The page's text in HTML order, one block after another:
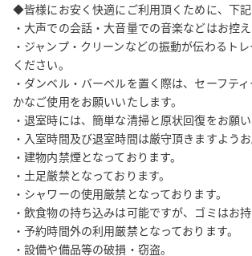
・除菌消臭スプレー
・サーキュレーター
・空気清浄機
・ミネラルウォーターの販売
【周辺情報】
・ドラックストアぱぱす西新宿店（97m）
・ファミリーマート新宿十二社店（100m）
・セブンイレブン十二社店（170m）
・新宿中央公園（140m）
次のご利用者様も快適にご利用できますように
◆皆様にお安く快適にご利用頂くために、下記
・大声での会話・大音量での音楽などはお控え
・ジャンプ・クリーンなどの振動が伝わるト
ください。
・ダンベル・バーベルを置く際は、セーフテ
かなご使用をお願いいたします。
・退室時には、簡単な清掃と原状回復をお願い
・入室時間及び退室時間は厳守頂きますようお
・建物内禁煙となっております。
・土足厳禁となっております。
・シャワーの使用厳禁となっております。
・飲食物の持ち込みは可能ですが、ゴミはお持
・予約時間外の利用厳禁となっております。
・​設備や備品等の破損・窃盗。